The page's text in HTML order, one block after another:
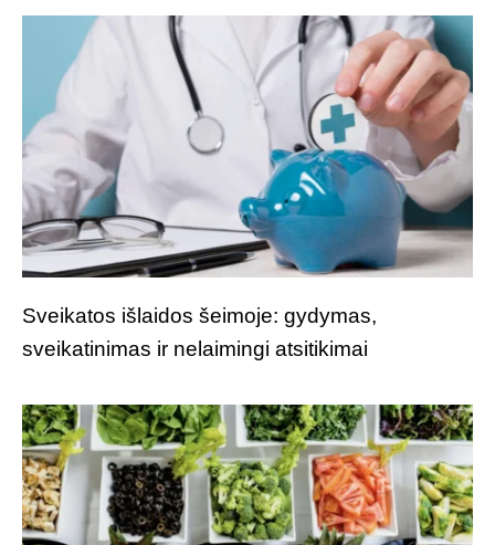
Sveikatos išlaidos šeimoje: gydymas,
sveikatinimas ir nelaimingi atsitikimai